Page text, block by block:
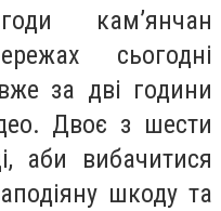
кам’янчан
сьогодні
за дві години
Двоє з шести
аби вибачитися
шкоду та